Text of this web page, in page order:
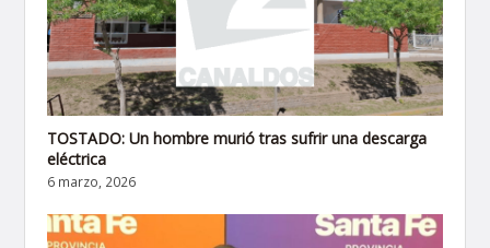
TOSTADO: Un hombre murió tras sufrir una descarga
eléctrica
6 marzo, 2026